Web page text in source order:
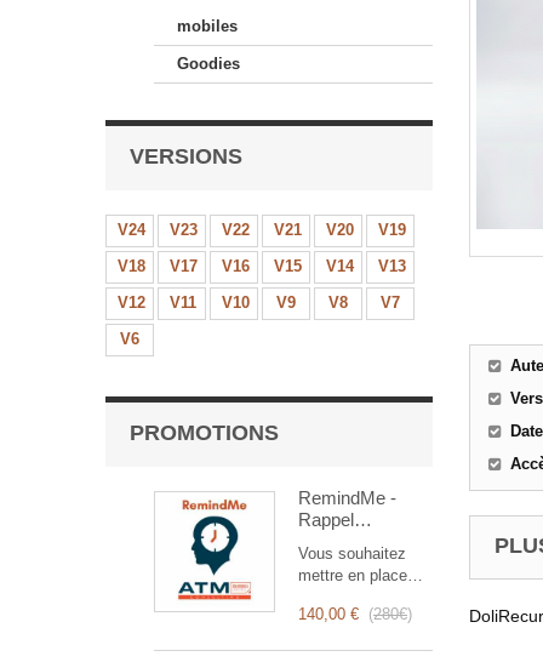
mobiles
Goodies
VERSIONS
V24 V23 V22 V21 V20
V19
V18
V17 V16 V15 V14
V13
V12
V11 V10 V9 V8
V7
V6
PROMOTIONS
RemindMe -
Rappel
(mail,
événement,
notification)
Vous souhaitez
mettre en place
automatiques ?
140,00 € (280€)